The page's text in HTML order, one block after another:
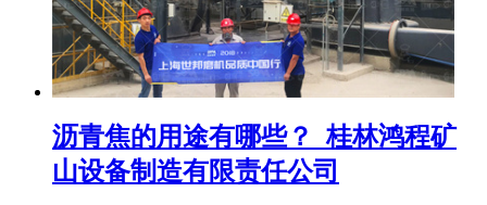
沥青焦的用途有哪些？_桂林鸿程矿
山设备制造有限责任公司